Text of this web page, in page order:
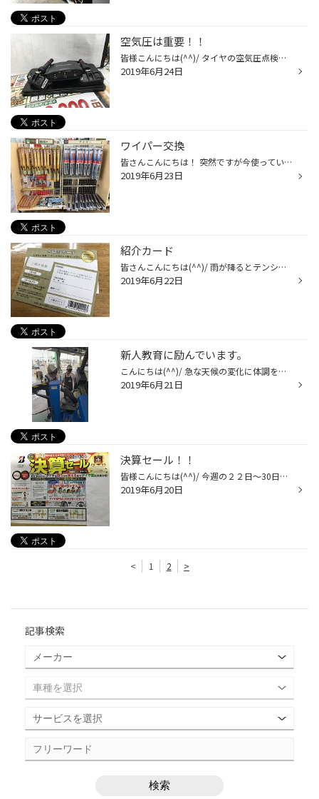
空気圧は重要！！
皆様こんにちは(^^)/ タイヤの空気圧点検最近はいつ頃しましたか？？ お車のタイヤの空気圧が下がるとタイヤが勿体ない減り方をします！ そこで、タイヤ館で取り扱ってるいるTPMS（空気圧センサー）レクサスやBMWなどにも 標準装備で付いています！TPMSは空気圧が下がると瞬時教えてくれるパーツで...
2019年6月24日
ワイパー交換
皆さんこんにちは！ 突然ですが今使っているワイパーは良好でしょうか？ ワイパーの交換目安は約1年といわれています。 ワイパーが劣化していると視界不良になり、 事故の発生率が雨天時は晴れの日の約５倍です。 これを見て不安になった方は是非タイヤ館で、 点検しに一度来てみてください！！ タ...
2019年6月23日
紹介カード
皆さんこんにちは(^^)/ 雨が降るとテンション下がります。。。 ですが今日も元気に頑張っております(*´з`) さて、お話は変わりますが みなさまに【ご紹介カード】というものを紹介いたします！！！ ご紹介いただきますと、ご紹介いていただいた方にクオカード５００円分プレゼント！ また、ご紹介を...
2019年6月22日
新人教育に励んでいます。
こんにちは(^^)/ 急な天候の変化に体調を崩していませんか？ 今日は大雪通り店の近況報告です。 タイヤ交換もほぼ終わり、穏やかな日々が 続いております。 最近はオイル交換のお客様が大半です。 その他にバッテリーなども交換される方も 多いように思います。 繁忙期に汚れたPITをキレイにする時...
2019年6月21日
決算セール！！
皆様こんにちは(^^)/ 今週の２２日～30日まで決算セールが始まりますっ！！ 夏タイヤ！冬タイヤ！溝ありますか！？ ８月よりタイヤの値上がりが決まってます、増税もありますので、買うなら今です！！ タイヤのお問い合わせお待ちしてます！！
2019年6月20日
< 1 2 >
記事検索